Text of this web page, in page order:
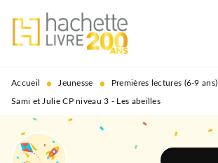
MENU RECHERCHE
PIED DE PAGE
Accueil • Jeunesse • Premières lectures (6-9 ans)
Sami et Julie CP niveau 3 - Les abeilles